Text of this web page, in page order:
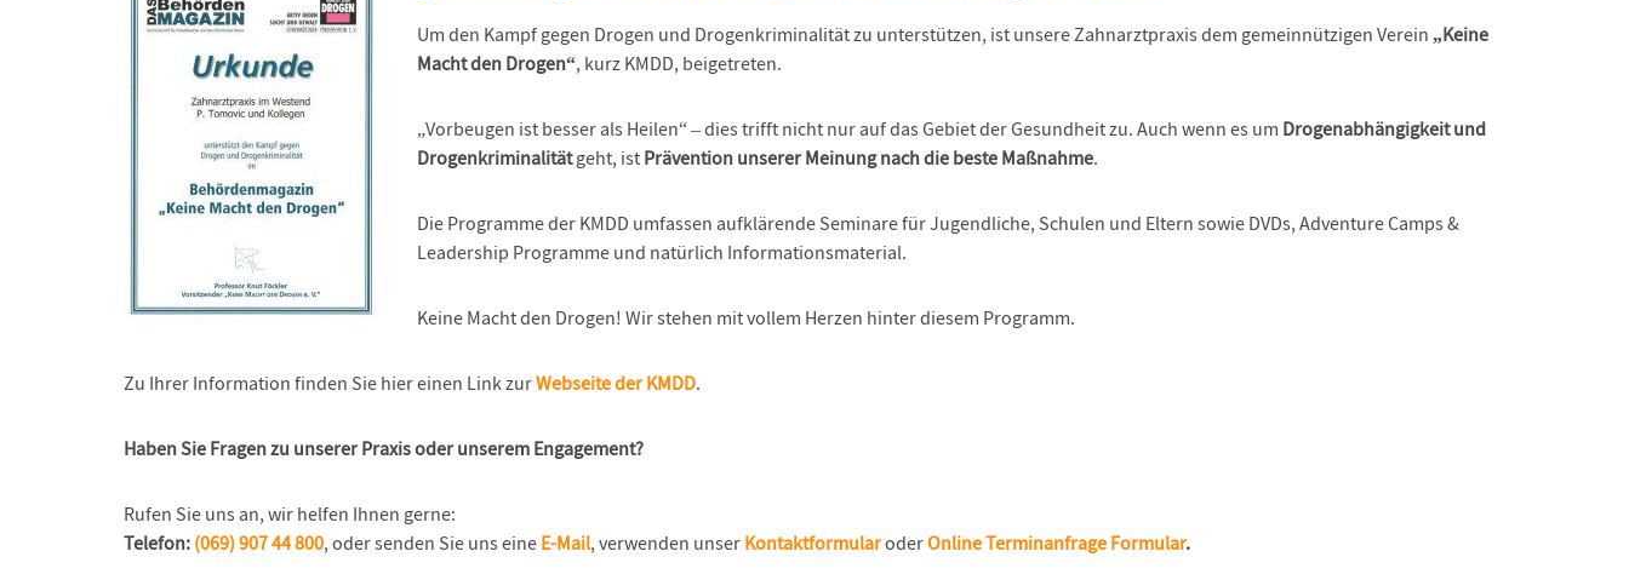
Um den Kampf gegen Drogen und Drogenkriminalität zu unterstützen, ist unsere Zahnarztpraxis dem gemeinnützigen Verein „Keine
Macht den Drogen“, kurz KMDD, beigetreten.
„Vorbeugen ist besser als Heilen“ – dies trifft nicht nur auf das Gebiet der Gesundheit zu. Auch wenn es um Drogenabhängigkeit und
Drogenkriminalitätgeht, ist Prävention unserer Meinung nach die beste Maßnahme.
Die Programme der KMDD umfassen aufklärende Seminare für Jugendliche, Schulen und Eltern sowie DVDs, Adventure Camps &
Leadership Programme und natürlich Informationsmaterial.
Keine Macht den Drogen! Wir stehen mit vollem Herzen hinter diesem Programm.
Zu Ihrer Information finden Sie hier einen Link zurWebseite der KMDD.
Haben Sie Fragen zu unserer Praxis oder unserem Engagement?
Rufen Sie uns an, wir helfen Ihnen gerne:
Telefon: (069) 907 44 800, oder senden Sie uns eine E-Mail, verwenden unser KontaktformularoderOnline Terminanfrage Formular.